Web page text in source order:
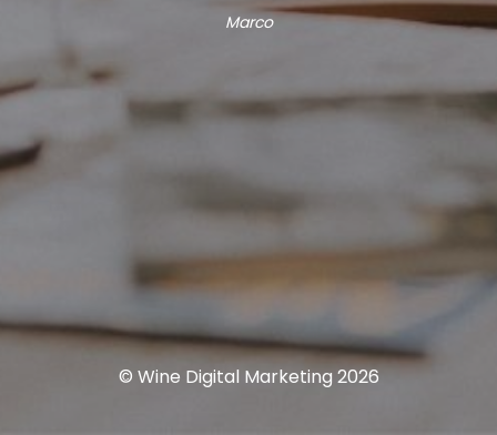
Marco
© Wine Digital Marketing 2026